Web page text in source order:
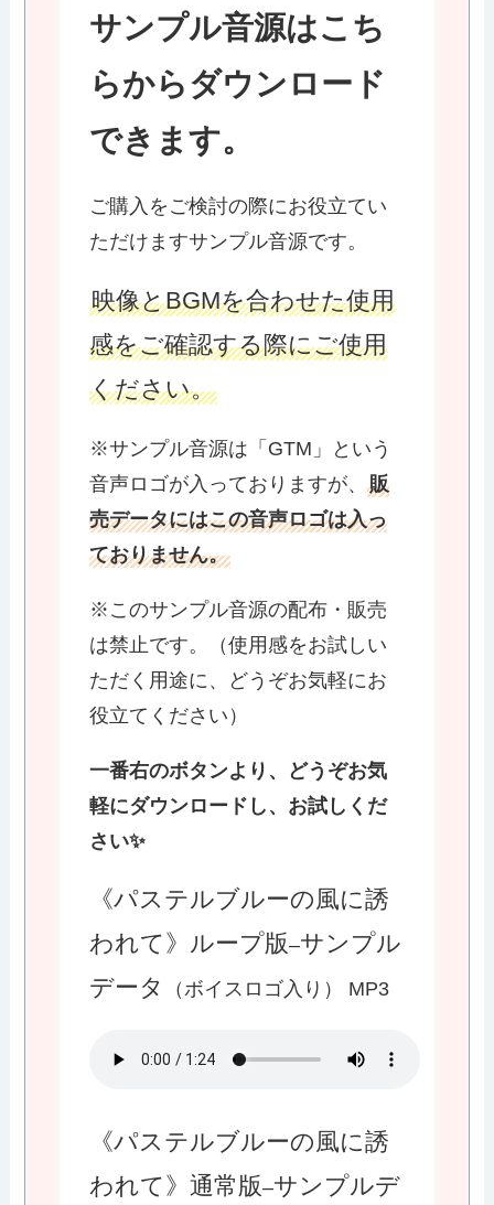
サンプル音源はこち
らからダウンロード
できます。
ご購入をご検討の際にお役立てい
ただけますサンプル音源です。
映像とBGMを合わせた使用
感をご確認する際にご使用
ください。
※サンプル音源は「GTM」という
音声ロゴが入っておりますが、販
売データにはこの音声ロゴは入っ
ておりません。
※このサンプル音源の配布・販売
は禁止です。（使用感をお試しい
ただく用途に、どうぞお気軽にお
役立てください）
一番右のボタンより、どうぞお気
軽にダウンロードし、お試しくだ
さい✨
《パステルブルーの風に誘
われて》ループ版–サンプル
データ
（ボイスロゴ入り） MP3
《パステルブルーの風に誘
われて》通常版–サンプルデ